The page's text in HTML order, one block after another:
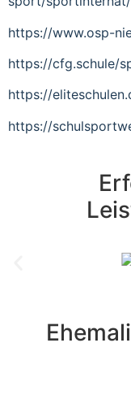
https://www.osp-
https://cfg.schule/
https://
https://